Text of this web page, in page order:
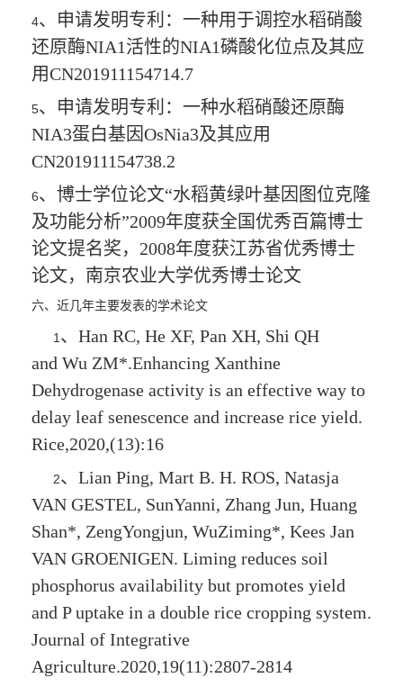
4、申请发明专利：一种用于调控水稻硝酸
还原酶NIA1活性的NIA1磷酸化位点及其应
用CN201911154714.7
5、申请发明专利：一种水稻硝酸还原酶
NIA3蛋白基因OsNia3及其应用
CN201911154738.2
6、博士学位论文“水稻黄绿叶基因图位克隆
及功能分析”2009年度获全国优秀百篇博士
论文提名奖， 2008年度获江苏省优秀博士
论文，南京农业大学优秀博士论文
六、近几年主要发表的学术论文
1、 Han RC, He XF, Pan XH, Shi QH
and Wu ZM*.Enhancing Xanthine
Dehydrogenase activity is an effective way to
delay leaf senescence and increase rice yield.
Rice,2020,(13):16
2、 Lian Ping, Mart B. H. ROS, Natasja
VAN GESTEL, SunYanni, Zhang Jun, Huang
Shan*, ZengYongjun, WuZiming*, Kees Jan
VAN GROENIGEN. Liming reduces soil
phosphorus availability but promotes yield
and P uptake in a double rice cropping system.
Journal of Integrative
Agriculture.2020,19(11):2807-2814